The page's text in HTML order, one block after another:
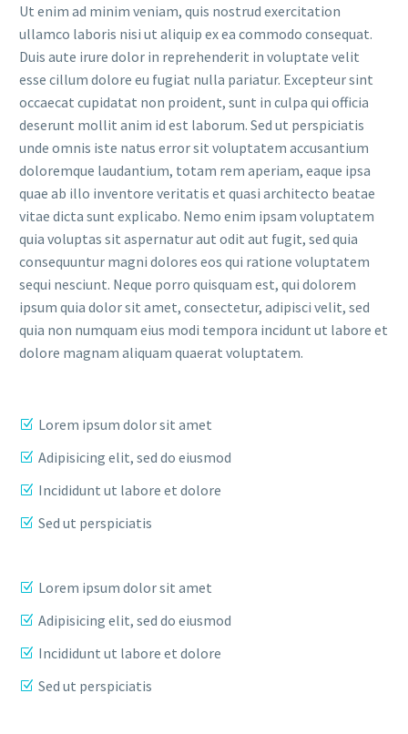
Ut enim ad minim veniam, quis nostrud exercitation
ullamco laboris nisi ut aliquip ex ea commodo consequat.
Duis aute irure dolor in reprehenderit in voluptate velit
esse cillum dolore eu fugiat nulla pariatur. Excepteur sint
occaecat cupidatat non proident, sunt in culpa qui officia
deserunt mollit anim id est laborum. Sed ut perspiciatis
unde omnis iste natus error sit voluptatem accusantium
doloremque laudantium, totam rem aperiam, eaque ipsa
quae ab illo inventore veritatis et quasi architecto beatae
vitae dicta sunt explicabo. Nemo enim ipsam voluptatem
quia voluptas sit aspernatur aut odit aut fugit, sed quia
consequuntur magni dolores eos qui ratione voluptatem
sequi nesciunt. Neque porro quisquam est, qui dolorem
ipsum quia dolor sit amet, consectetur, adipisci velit, sed
quia non numquam eius modi tempora incidunt ut labore et
dolore magnam aliquam quaerat voluptatem.
Lorem ipsum dolor sit amet
Adipisicing elit, sed do eiusmod
Incididunt ut labore et dolore
Sed ut perspiciatis
Lorem ipsum dolor sit amet
Adipisicing elit, sed do eiusmod
Incididunt ut labore et dolore
Sed ut perspiciatis